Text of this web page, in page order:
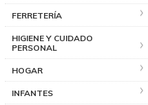
FERRETERÍA
HIGIENE Y CUIDADO
PERSONAL
HOGAR
INFANTES